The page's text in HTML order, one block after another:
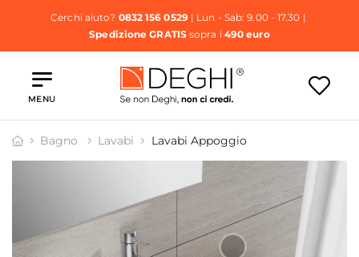
Cerchi aiuto? 0832 156 0529| Lun - Sab: 9.00 - 17.30 |
Spedizione GRATISsopra i 490 euro
MENU
Bagno Lavabi Lavabi Appoggio